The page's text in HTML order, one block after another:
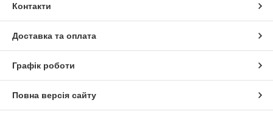
Контакти
Доставка та оплата
Графік роботи
Повна версія сайту